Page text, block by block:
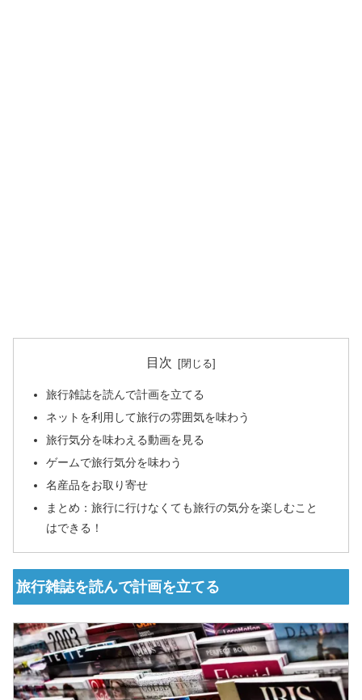
目次
旅行雑誌を読んで計画を立てる
ネットを利用して旅行の雰囲気を味わう
旅行気分を味わえる動画を見る
ゲームで旅行気分を味わう
名産品をお取り寄せ
まとめ：旅行に行けなくても旅行の気分を楽しむこと
はできる！
旅行雑誌を読んで計画を立てる